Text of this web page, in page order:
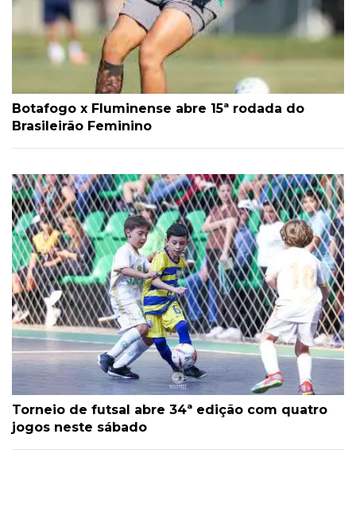
Botafogo x Fluminense abre 15ª rodada do
Brasileirão Feminino
Torneio de futsal abre 34ª edição com quatro
jogos neste sábado